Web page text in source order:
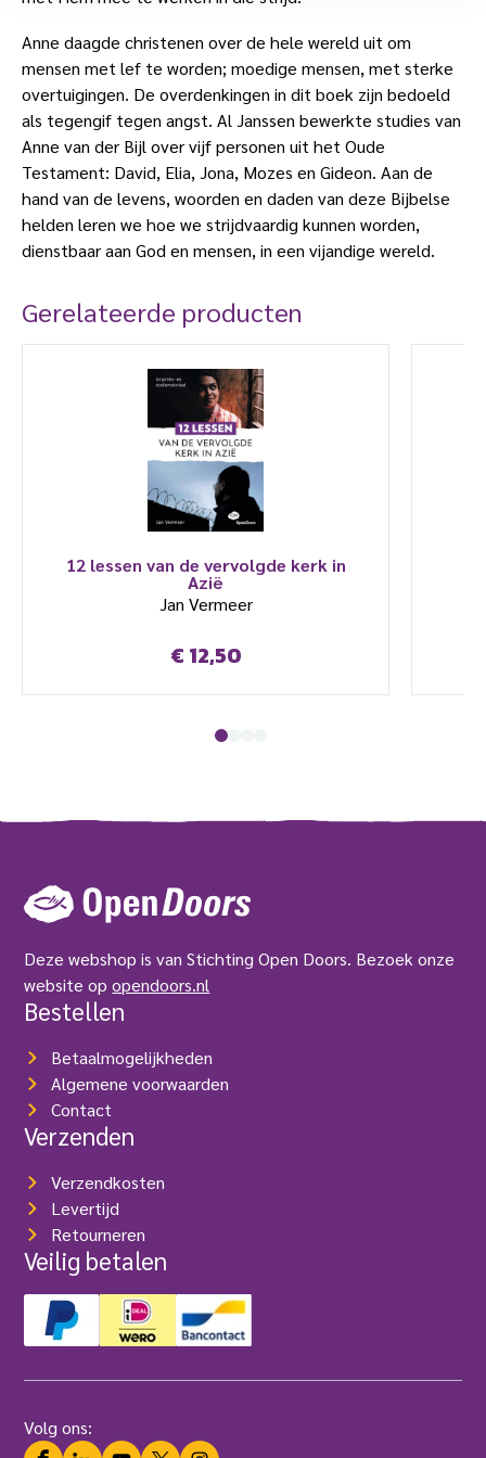
Anne daagde christenen over de hele wereld uit om
mensen met lef te worden; moedige mensen, met sterke
overtuigingen. De overdenkingen in dit boek zijn bedoeld
als tegengif tegen angst. Al Janssen bewerkte studies van
Anne van der Bijl over vijf personen uit het Oude
Testament: David, Elia, Jona, Mozes en Gideon. Aan de
hand van de levens, woorden en daden van deze Bijbelse
helden leren we hoe we strijdvaardig kunnen worden,
dienstbaar aan God en mensen, in een vijandige wereld.
Gerelateerde producten
12 lessen van de vervolgde kerk in
Azië
Jan Vermeer
€ 12,50
Deze webshop is van Stichting Open Doors. Bezoek onze
website opopendoors.nl
Bestellen
Betaalmogelijkheden
Algemene voorwaarden
Contact
Verzenden
Verzendkosten
Levertijd
Retourneren
Veilig betalen
Volg ons: